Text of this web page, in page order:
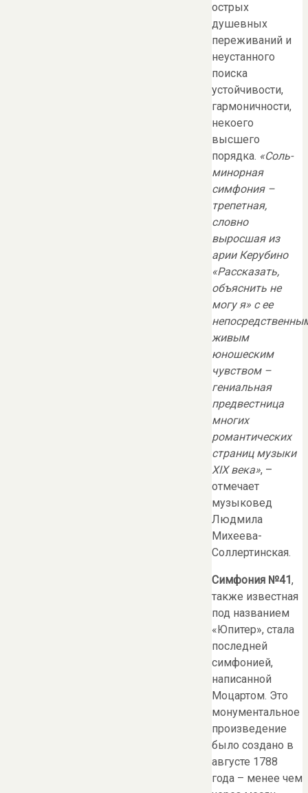
острых
душевных
переживаний и
неустанного
поиска
устойчивости,
гармоничности,
некоего
высшего
порядка. «Соль-
минорная
симфония –
трепетная,
словно
выросшая из
арии Керубино
«Рассказать,
объяснить не
могу я» с ее
живым
юношеским
чувством –
гениальная
предвестница
многих
романтических
страниц музыки
XIX века», –
отмечает
музыковед
Людмила
Михеева-
Соллертинская.
Симфония №41,
также известная
под названием
«Юпитер», стала
последней
симфонией,
написанной
Моцартом. Это
монументальное
произведение
было создано в
августе 1788
года – менее чем